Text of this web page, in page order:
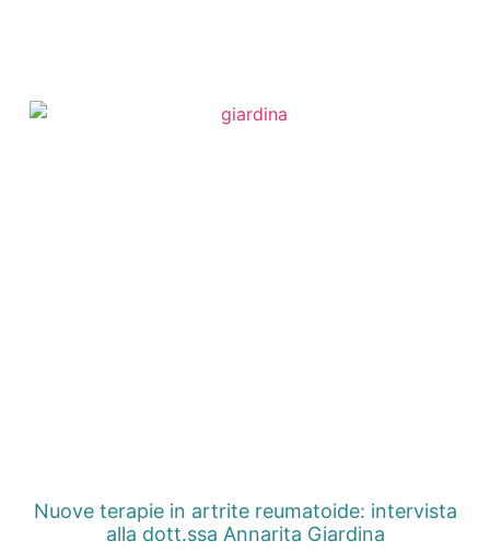
Nuove terapie in artrite reumatoide: intervista
alla dott.ssa Annarita Giardina